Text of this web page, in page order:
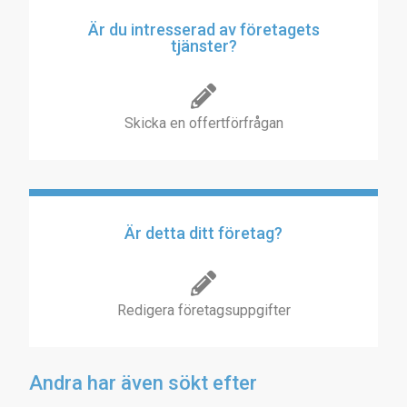
Är du intresserad av företagets
tjänster?
Skicka en offertförfrågan
Är detta ditt företag?
Redigera företagsuppgifter
Andra har även sökt efter